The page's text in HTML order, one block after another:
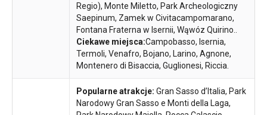
Regio), Monte Miletto, Park Archeologiczny
Saepinum, Zamek w Civitacampomarano,
Fontana Fraterna w Isernii, Wąwóz Quirino..
Ciekawe miejsca:Campobasso, Isernia,
Termoli, Venafro, Bojano, Larino, Agnone,
Montenero di Bisaccia, Guglionesi, Riccia.
Popularne atrakcje: Gran Sasso d’Italia, Park
Narodowy Gran Sasso e Monti della Laga,